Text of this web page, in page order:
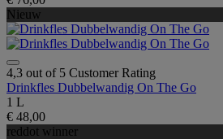
Nieuw
4,3 out of 5 Customer Rating
Drinkfles Dubbelwandig On The Go
1 L
€ 48,00
reddot winner